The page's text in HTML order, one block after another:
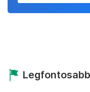
Legfontosabb